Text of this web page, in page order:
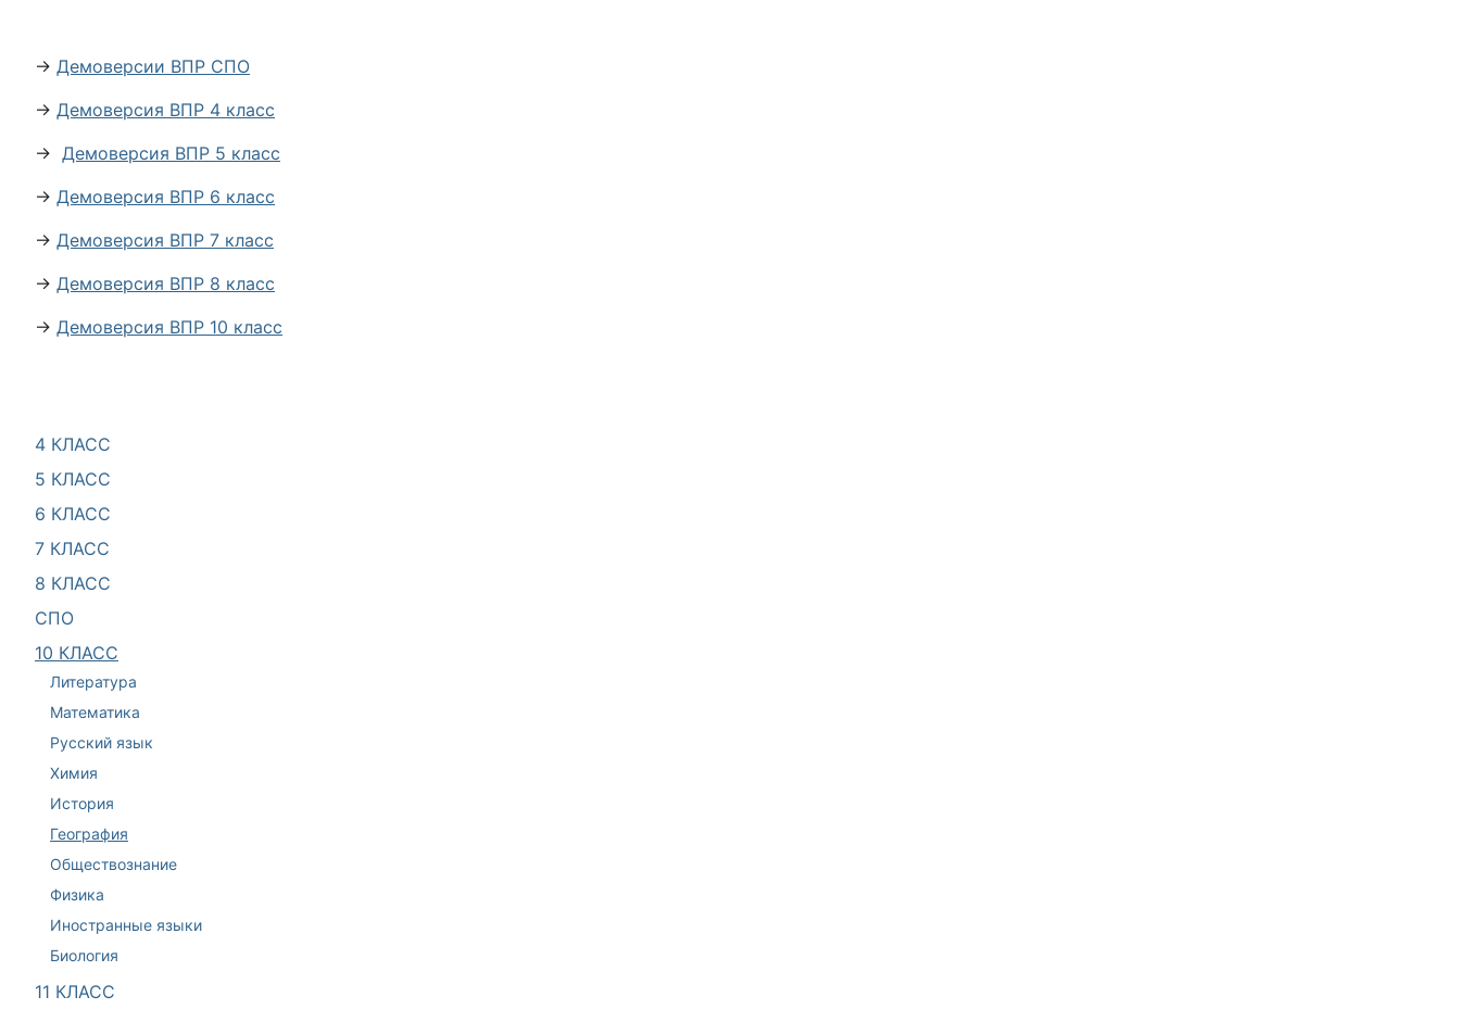
4 КЛАСС
5 КЛАСС
6 КЛАСС
7 КЛАСС
8 КЛАСС
СПО
10 КЛАСС
Литература
Математика
Русский язык
Химия
История
География
Обществознание
Физика
Иностранные языки
Биология
11 КЛАСС
→ Демоверсии ВПР СПО
→ Демоверсия ВПР 4 класс
→ Демоверсия ВПР 5 класс
→ Демоверсия ВПР 6 класс
→ Демоверсия ВПР 7 класс
→ Демоверсия ВПР 8 класс
→ Демоверсия ВПР 10 класс